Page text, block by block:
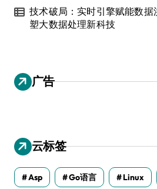
技术破局：实时引擎赋能数据
塑大数据处理新科技
广告
云标签
Asp Go语言 Linux